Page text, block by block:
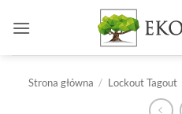
Strona główna / Lockout Tagout